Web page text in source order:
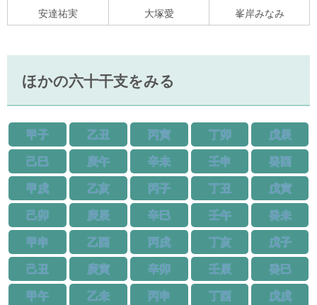
安達祐実 大塚愛 峯岸みなみ
ほかの六十干支をみる
甲子 乙丑 丙寅 丁卯
戊辰
己巳
庚午 辛未 壬申
癸酉
甲戌
乙亥 丙子 丁丑
戊寅
己卯
庚辰 辛巳 壬午
癸未
甲申
乙酉 丙戌 丁亥
戊子
己丑
庚寅 辛卯 壬辰
癸巳
甲午
乙未 丙申 丁酉
戊戌